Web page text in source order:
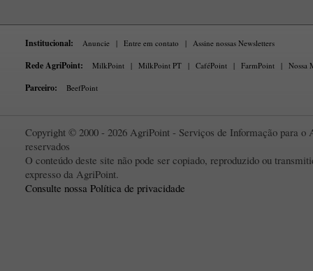
Institucional: Anuncie | Entre em contato | Assine nossas Newsletters
Rede AgriPoint: MilkPoint | MilkPoint PT | CaféPoint | FarmPoint | Nossa
Parceiro: BeefPoint
Copyright © 2000 - 2026 AgriPoint - Serviços de Informação para o
reservados
O conteúdo deste site não pode ser copiado, reproduzido ou
expresso da AgriPoint.
Consulte nossa Política de privacidade